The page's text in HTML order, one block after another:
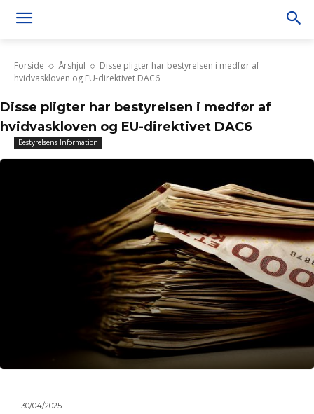
Forside Årshjul
Disse pligter har bestyrelsen i medfør af
hvidvaskloven og EU-direktivet DAC6
Disse pligter har bestyrelsen i medfør af
hvidvaskloven og EU-direktivet DAC6
Bestyrelsens Information
30/04/2025